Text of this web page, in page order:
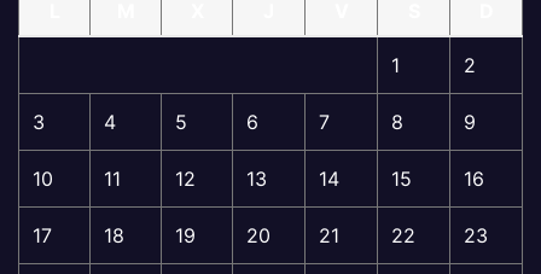
1 2
3 4 5 6 7 8 9
10 11 12 13 14 15 16
17 18 19 20 21 22 23